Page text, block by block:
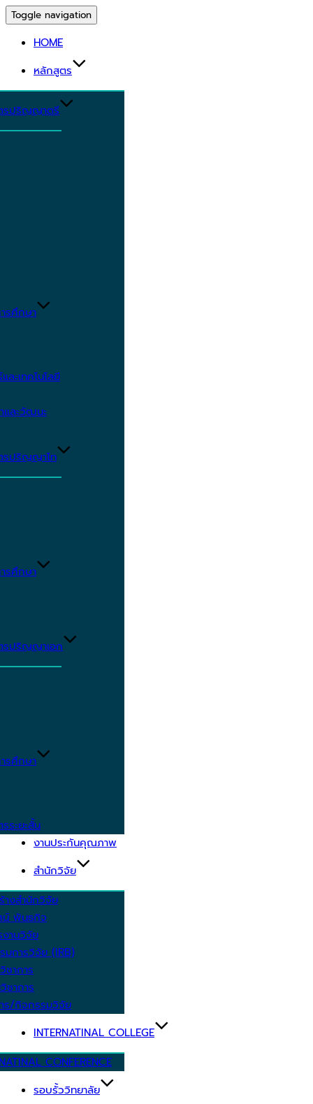
Toggle navigation
HOME
หลักสูตร
รปริญญาตรี
รศึกษา
ะเทคโนโลยี
และวัฒนะ
รปริญญาโท
รศึกษา
รปริญญาเอก
รศึกษา
ระยะสั้น
งานประกันคุณภาพ
สำนักวิจัย
างสำนักวิจัย
น์ พันธกิจ
งานวิจัย
มการวิจัย (IRB)
ชาการ
ชาการ
ร/กิจกรรมวิจัย
INTERNATINAL COLLEGE
CONFERENCE
รอบรั้ววิทยาลัย